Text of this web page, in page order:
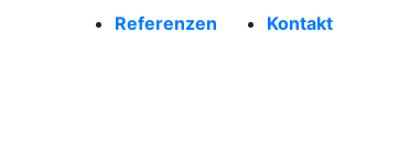
Referenzen Kontakt